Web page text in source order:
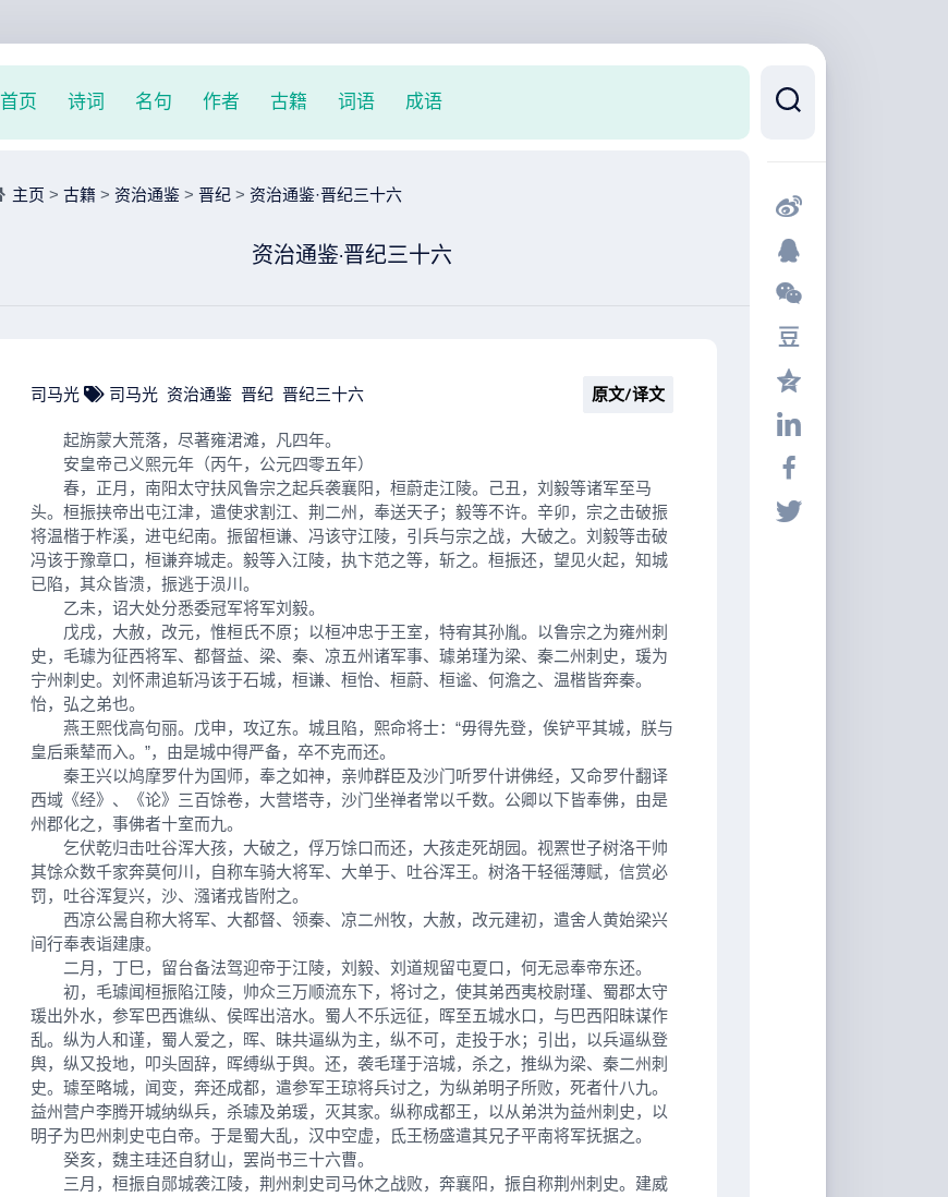
首页 诗词 名句 作者 古籍 词语 成语
主页 > 古籍 > 资治通鉴 > 晋纪 > 资治通鉴·晋纪三十六
资治通鉴·晋纪三十六
司马光 司马光 资治通鉴 晋纪 晋纪三十六 原文/译文
起旃蒙大荒落，尽著雍涒滩，凡四年。
安皇帝己义熙元年（丙午，公元四零五年）
春，正月，南阳太守扶风鲁宗之起兵袭襄阳，桓蔚走江陵。己丑，刘毅等诸军至马
头。桓振挟帝出屯江津，遣使求割江、荆二州，奉送天子；毅等不许。辛卯，宗之击破振
将温楷于柞溪，进屯纪南。振留桓谦、冯该守江陵，引兵与宗之战，大破之。刘毅等击破
冯该于豫章口，桓谦弃城走。毅等入江陵，执卞范之等，斩之。桓振还，望见火起，知城
已陷，其众皆溃，振逃于涢川。
乙未，诏大处分悉委冠军将军刘毅。
戊戌，大赦，改元，惟桓氏不原；以桓冲忠于王室，特宥其孙胤。以鲁宗之为雍州刺
史，毛璩为征西将军、都督益、梁、秦、凉五州诸军事、璩弟瑾为梁、秦二州刺史，瑗为
宁州刺史。刘怀肃追斩冯该于石城，桓谦、桓怡、桓蔚、桓谧、何澹之、温楷皆奔秦。
怡，弘之弟也。
燕王熙伐高句丽。戊申，攻辽东。城且陷，熙命将士：“毋得先登，俟铲平其城，朕与
皇后乘辇而入。”，由是城中得严备，卒不克而还。
秦王兴以鸠摩罗什为国师，奉之如神，亲帅群臣及沙门听罗什讲佛经，又命罗什翻译
西域《经》、《论》三百馀卷，大营塔寺，沙门坐禅者常以千数。公卿以下皆奉佛，由是
州郡化之，事佛者十室而九。
乞伏乾归击吐谷浑大孩，大破之，俘万馀口而还，大孩走死胡园。视罴世子树洛干帅
其馀众数千家奔莫何川，自称车骑大将军、大单于、吐谷浑王。树洛干轻徭薄赋，信赏必
罚，吐谷浑复兴，沙、漒诸戎皆附之。
西凉公暠自称大将军、大都督、领秦、凉二州牧，大赦，改元建初，遣舍人黄始梁兴
间行奉表诣建康。
二月，丁巳，留台备法驾迎帝于江陵，刘毅、刘道规留屯夏口，何无忌奉帝东还。
初，毛璩闻桓振陷江陵，帅众三万顺流东下，将讨之，使其弟西夷校尉瑾、蜀郡太守
瑗出外水，参军巴西谯纵、侯晖出涪水。蜀人不乐远征，晖至五城水口，与巴西阳昧谋作
乱。纵为人和谨，蜀人爱之，晖、昧共逼纵为主，纵不可，走投于水；引出，以兵逼纵登
舆，纵又投地，叩头固辞，晖缚纵于舆。还，袭毛瑾于涪城，杀之，推纵为梁、秦二州刺
史。璩至略城，闻变，奔还成都，遣参军王琼将兵讨之，为纵弟明子所败，死者什八九。
益州营户李腾开城纳纵兵，杀璩及弟瑗，灭其家。纵称成都王，以从弟洪为益州刺史，以
明子为巴州刺史屯白帝。于是蜀大乱，汉中空虚，氐王杨盛遣其兄子平南将军抚据之。
癸亥，魏主珪还自豺山，罢尚书三十六曹。
三月，桓振自郧城袭江陵，荆州刺史司马休之战败，奔襄阳，振自称荆州刺史。建威